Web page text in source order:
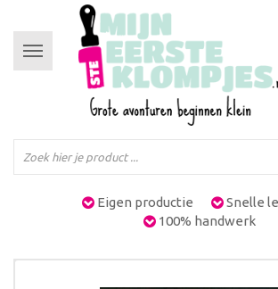
Toggle
navigation
Eigen productie
Snelle
100% handwerk